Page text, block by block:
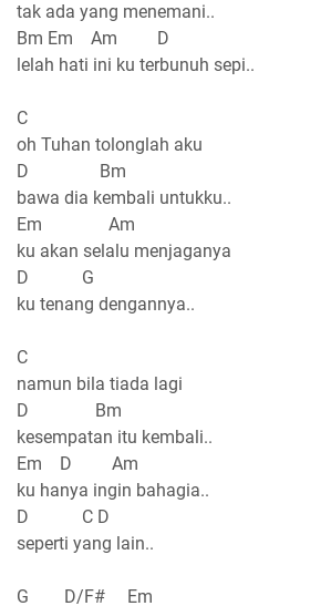
tak ada yang menemani..
Bm Em Am D
lelah hati ini ku terbunuh sepi..
C
oh Tuhan tolonglah aku
D Bm
bawa dia kembali untukku..
Em Am
ku akan selalu menjaganya
D G
ku tenang dengannya..
C
namun bila tiada lagi
D Bm
kesempatan itu kembali..
Em D Am
ku hanya ingin bahagia..
D C D
seperti yang lain..
G D/F# Em